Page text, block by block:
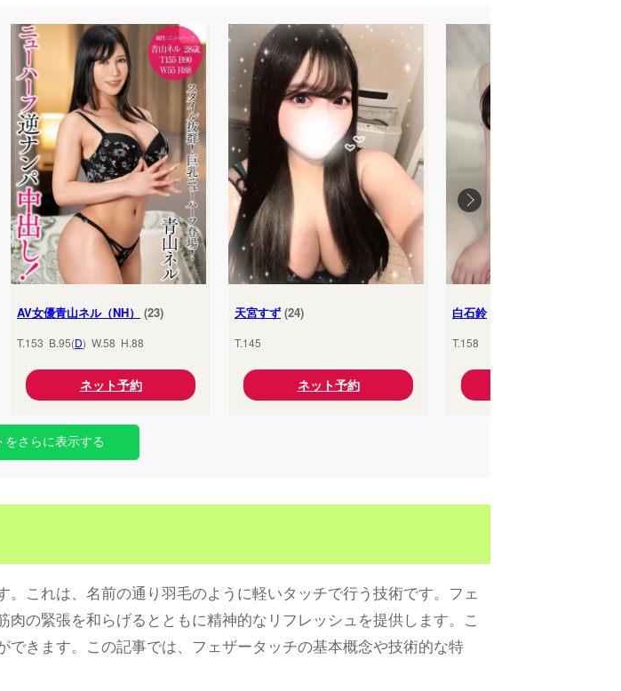
AV女優青山ネル（NH） (23)
T.153 B.95(D) W.58 H.88
ネット予約
天宮すず (24)
T.145
ネット予約
白石鈴(25)
T.158
をさらに表示する
これは、名前の通り羽毛のように軽いタッチで行う技術です。フェ
の緊張を和らげるとともに精神的なリフレッシュを提供します。こ
きます。この記事では、フェザータッチの基本概念や技術的な特